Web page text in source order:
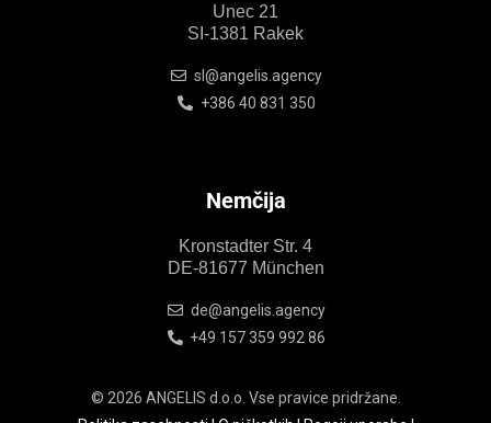
Unec 21
SI-1381 Rakek
sl@angelis.agency
+386 40 831 350
Nemčija
Kronstadter Str. 4
DE-81677 München
de@angelis.agency
+49 157 359 992 86
© 2026 ANGELIS d.o.o. Vse pravice pridržane.